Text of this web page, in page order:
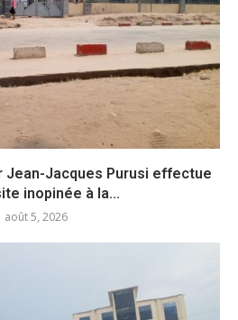
Jean-Jacques Purusi effectue
inopinée à la...
août 5, 2026